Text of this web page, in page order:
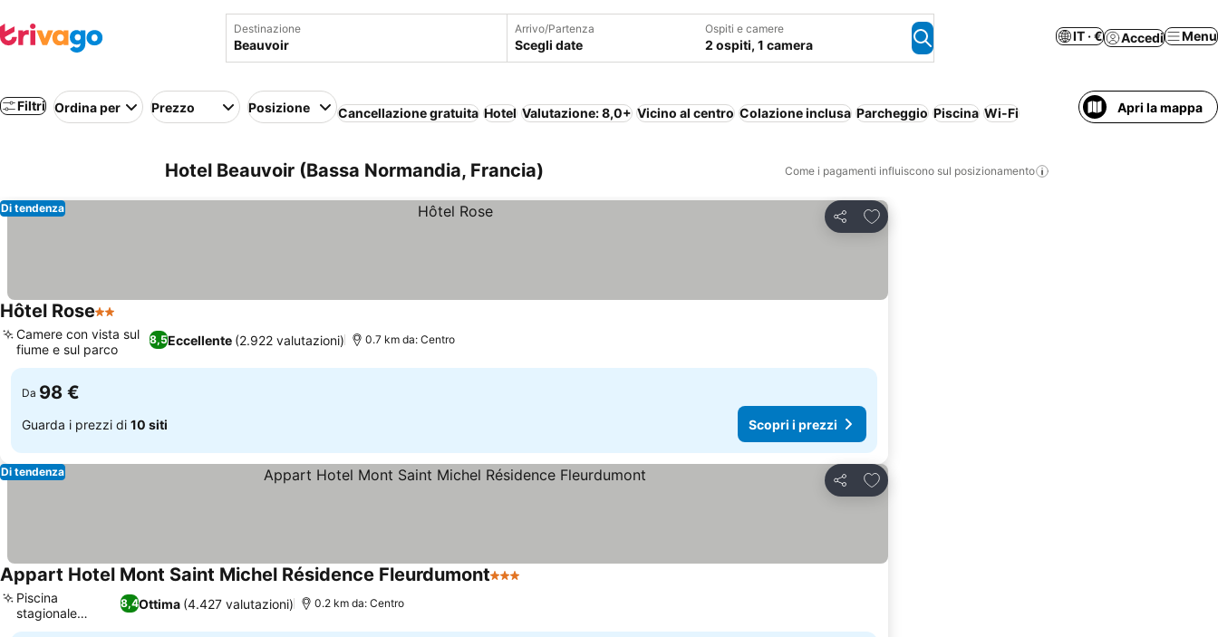
Destinazione Arrivo/Partenza
Scegli date
Ospiti e camere
2 ospiti, 1 camera
IT · € Accedi Menu
Filtri Ordina per Prezzo Posizione Cancellazione gratuita Hotel Valutazione: 8,0+ Vicino al centro Colazione inclusa Parcheggio Piscina Wi-Fi Apri la mappa
Hotel Beauvoir (Bassa Normandia, Francia) Come i pagamenti influiscono sul posizionamento
Condividi
Aggiungi ai preferiti
Di tendenza
Hôtel Rose2 Stelle
8,5Eccellente (2.922 valutazioni)
Camere con vista sul
fiume e sul parco
0.7 km da: Centro
Da 98 €
Guarda i prezzi di 10 siti Scopri i prezzi
Condividi
Aggiungi ai preferiti
Di tendenza
Appart Hotel Mont Saint Michel Résidence Fleurdumont3 Stelle
8,4Ottima (4.427 valutazioni)
Piscina
stagionale
all'aperto
0.2 km da: Centro